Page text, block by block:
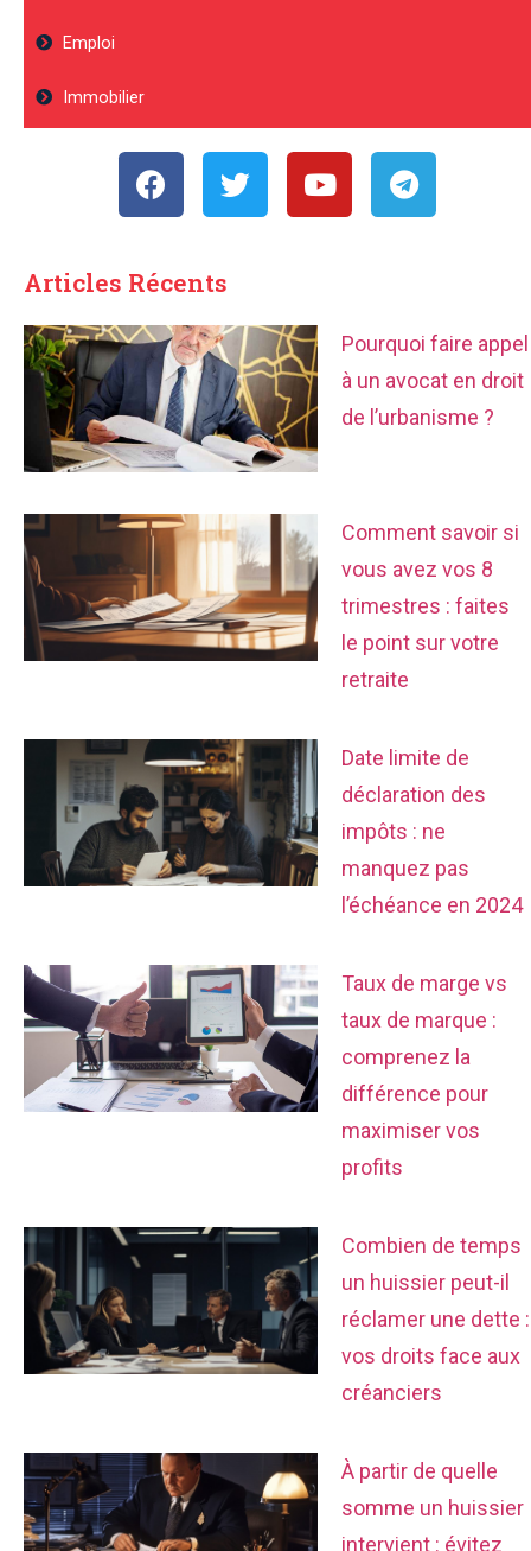
Emploi
Immobilier
Articles Récents
Pourquoi faire appel
à un avocat en droit
de l’urbanisme ?
Comment savoir si
vous avez vos 8
trimestres : faites
le point sur votre
retraite
Date limite de
déclaration des
impôts : ne
manquez pas
l’échéance en 2024
Taux de marge vs
taux de marque :
comprenez la
différence pour
maximiser vos
profits
Combien de temps
un huissier peut-il
réclamer une dette :
vos droits face aux
créanciers
À partir de quelle
somme un huissier
intervient : évitez